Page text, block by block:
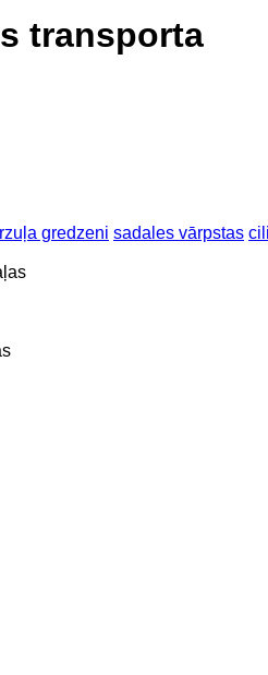
transporta
gredzeni sadales vārpstas